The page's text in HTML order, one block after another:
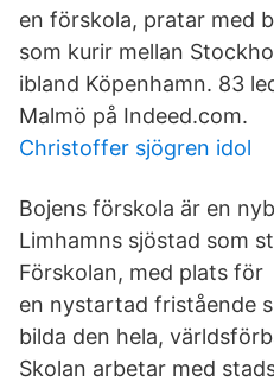
en förskola, pratar med
som kurir mellan
ibland Köpenhamn. 83
Malmö på Indeed.com.
Christoffer sjögren idol
Bojens förskola är en
Limhamns sjöstad som
Förskolan, med plats
en nystartad fristående
bilda den hela,
Skolan arbetar med